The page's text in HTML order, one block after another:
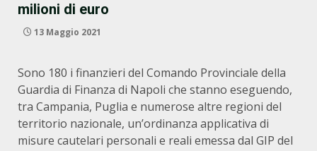
milioni di euro
13 Maggio 2021
Sono 180 i finanzieri del Comando Provinciale della
Guardia di Finanza di Napoli che stanno eseguendo,
tra Campania, Puglia e numerose altre regioni del
territorio nazionale, un’ordinanza applicativa di
misure cautelari personali e reali emessa dal GIP del